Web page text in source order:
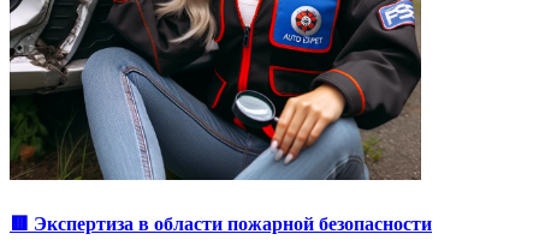
🟥 Экспертиза в области пожарной безопасности